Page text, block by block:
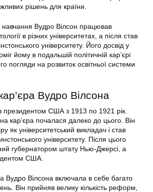
рішень для країни.
навчання Вудро Вілсон працював
в різних університетах, а після став
університету. Його досвід у
йому в подальшій політичній кар’єрі
погляди на розвиток освітньої системи
Вудро Вілсона
президентом США з 1913 по 1921 рік.
кар’єра почалася далеко до цього. Він
як університетський викладач і став
університету. Після цього
губернатором штату Нью-Джерсі, а
США.
Вудро Вілсона включала в себе багато
Він прийняв велику кількість реформ,